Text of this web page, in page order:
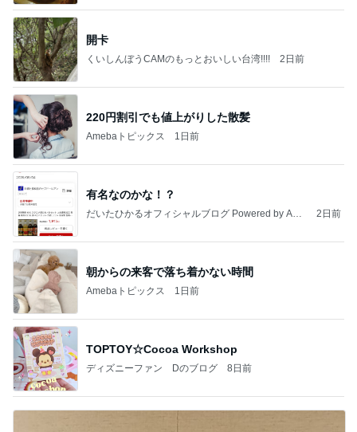
開卡
くいしんぼうCAMのもっとおいしい台湾!!!! 2日前
220円割引でも値上がりした散髪
Amebaトピックス 1日前
有名なのかな！？
だいたひかるオフィシャルブログ Powered by Ame
2日前
朝からの来客で落ち着かない時間
Amebaトピックス 1日前
TOPTOY☆Cocoa Workshop
ディズニーファン Dのブログ 8日前